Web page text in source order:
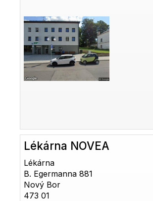
Lékárna NOVEA
Lékárna
B. Egermanna 881
Nový Bor
473 01